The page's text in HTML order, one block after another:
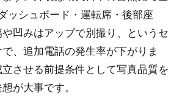
ッシュボード・運転席・後部座
凹みはアップで別撮り、というセ
、追加電話の発生率が下がりま
させる前提条件として写真品質を
が大事です。